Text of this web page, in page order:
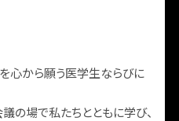
心から願う医学生ならびに
の場で私たちとともに学び、